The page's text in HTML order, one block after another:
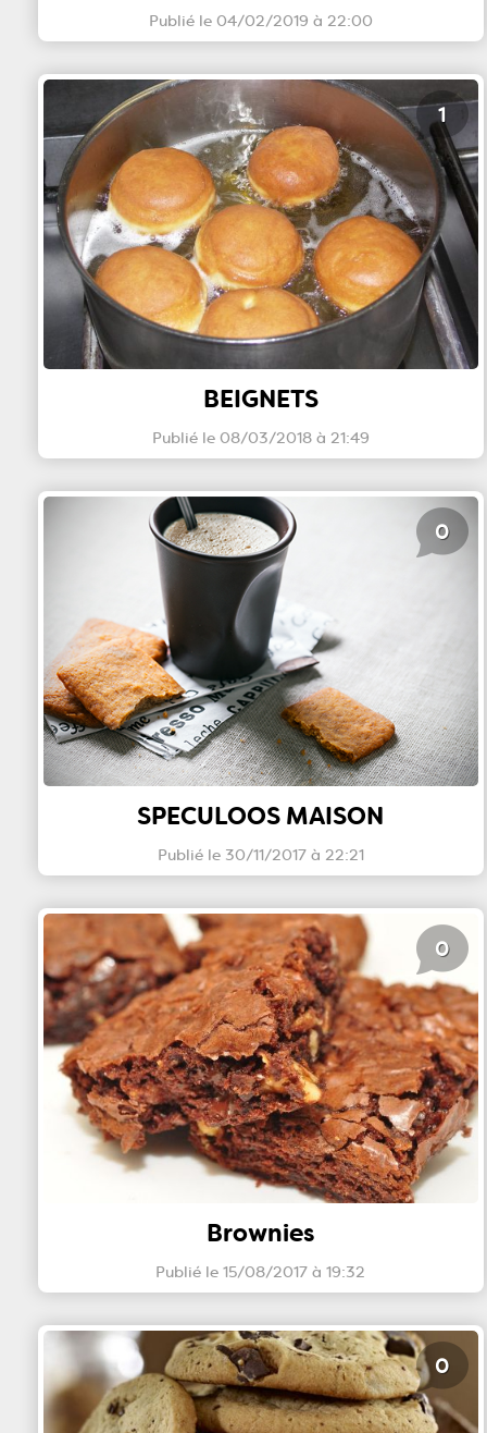
Publié le 04/02/2019 à 22:00
BEIGNETS
Publié le 08/03/2018 à 21:49
1
SPECULOOS MAISON
Publié le 30/11/2017 à 22:21
0
Brownies
Publié le 15/08/2017 à 19:32
0
0